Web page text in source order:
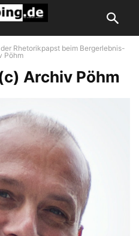
Rhetorikpapst beim Bergerlebnis-
Pöhm
Archiv Pöhm